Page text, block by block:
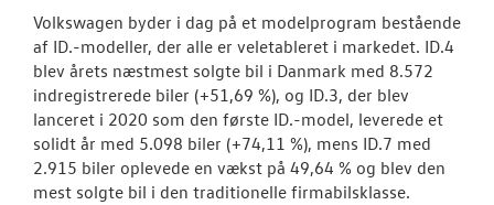
Volkswagen byder i dag på et modelprogram bestående
af ID.-modeller, der alle er veletableret i markedet. ID.4
blev årets næstmest solgte bil i Danmark med 8.572
indregistrerede biler (+51,69 %), og ID.3, der blev
lanceret i 2020 som den første ID.-model, leverede et
solidt år med 5.098 biler (+74,11 %), mens ID.7 med
2.915 biler oplevede en vækst på 49,64 % og blev den
mest solgte bil i den traditionelle firmabilsklasse.